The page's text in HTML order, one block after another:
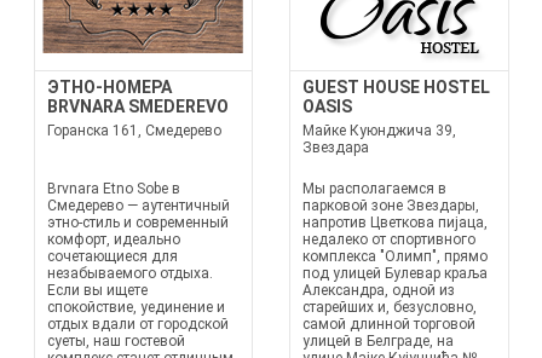
ЭТНО-НОМЕРА
BRVNARA SMEDEREVO
Горанска 161, Смедерево
Brvnara Etno Sobe в
Смедерево — аутентичный
этно-стиль и современный
комфорт, идеально
сочетающиеся для
незабываемого отдыха.
Если вы ищете
спокойствие, уединение и
отдых вдали от городской
суеты, наш гостевой
GUEST HOUSE HOSTEL
OASIS
Майке Куюнджича 39,
Звездара
Мы располагаемся в
парковой зоне Звездары,
напротив Цветкова пијаца,
недалеко от спортивного
комплекса "Олимп", прямо
под улицей Булевар краља
Александра, одной из
старейших и, безусловно,
самой длинной торговой
улицей в Белграде, на